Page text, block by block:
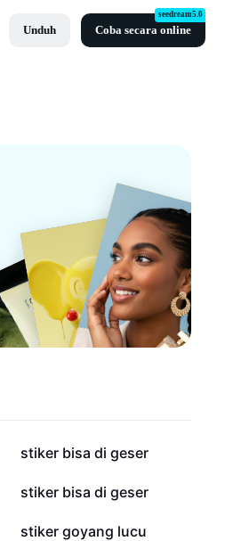
Unduh Coba secara online
seedream5.0
17,8 rb
stiker bisa di geser
1,4 rb
stiker bisa di geser
537
stiker goyang lucu